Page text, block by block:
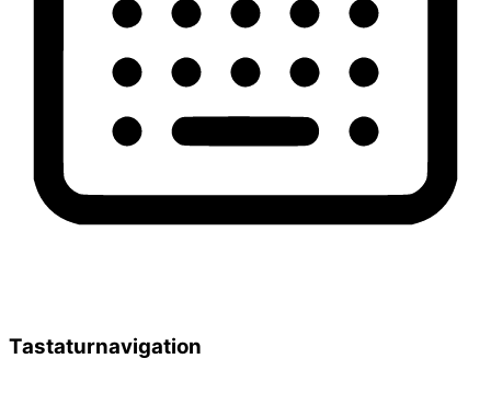
Tastaturnavigation